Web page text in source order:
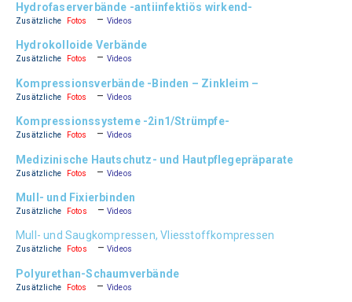
Hydrofaserverbände -antiinfektiös wirkend-
Zusätzliche Fotos – Videos
Hydrokolloide Verbände
Zusätzliche Fotos – Videos
Kompressionsverbände -Binden – Zinkleim –
Zusätzliche Fotos – Videos
Kompressionssysteme -2in1/Strümpfe-
Zusätzliche Fotos – Videos
Medizinische Hautschutz- und Hautpflegepräparate
Zusätzliche Fotos – Videos
Mull- und Fixierbinden
Zusätzliche Fotos –Videos
Mull- und Saugkompressen, Vliesstoffkompressen
Zusätzliche Fotos –Videos
Polyurethan-Schaumverbände
Zusätzliche Fotos – Videos